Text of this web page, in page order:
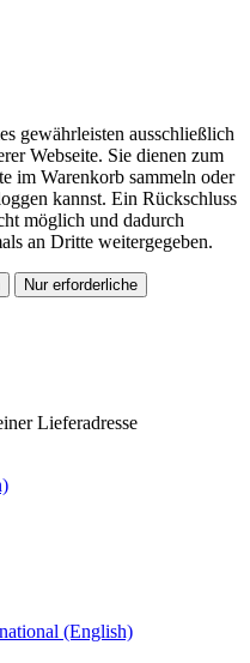
gewährleisten ausschließlich
Webseite. Sie dienen zum
im Warenkorb sammeln oder
kannst. Ein Rückschluss
möglich und dadurch
an Dritte weitergegeben.
Nur erforderliche
Lieferadresse
(English)